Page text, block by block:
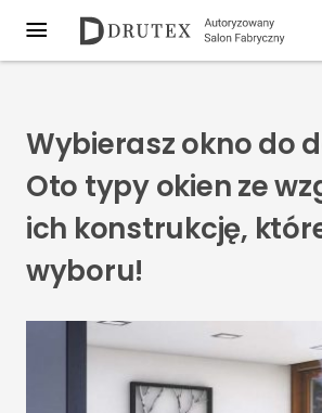
Wybierasz okno do
Oto typy okien ze
ich konstrukcję,
wyboru!